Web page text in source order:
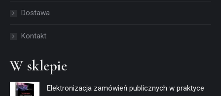
Dostawa
Kontakt
W sklepie
Elektronizacja zamówień publicznych w praktyce